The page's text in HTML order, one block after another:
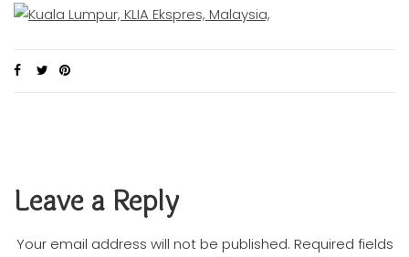
Leave a Reply
Your email address will not be published. Required fields